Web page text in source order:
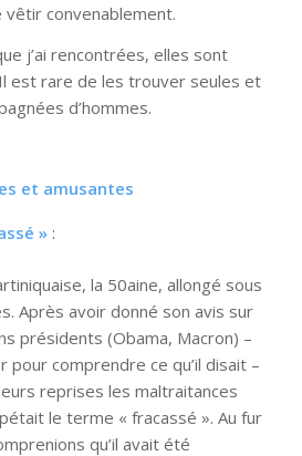
convenablement.
j’ai rencontrées, elles sont
est rare de les trouver seules et
d’hommes.
et amusantes
»:
la 50aine, allongé sous
Après avoir donné son avis sur
présidents (Obama, Macron) –
pour comprendre ce qu’il disait –
reprises les maltraitances
le terme « fracassé ». Au fur
qu’il avait été